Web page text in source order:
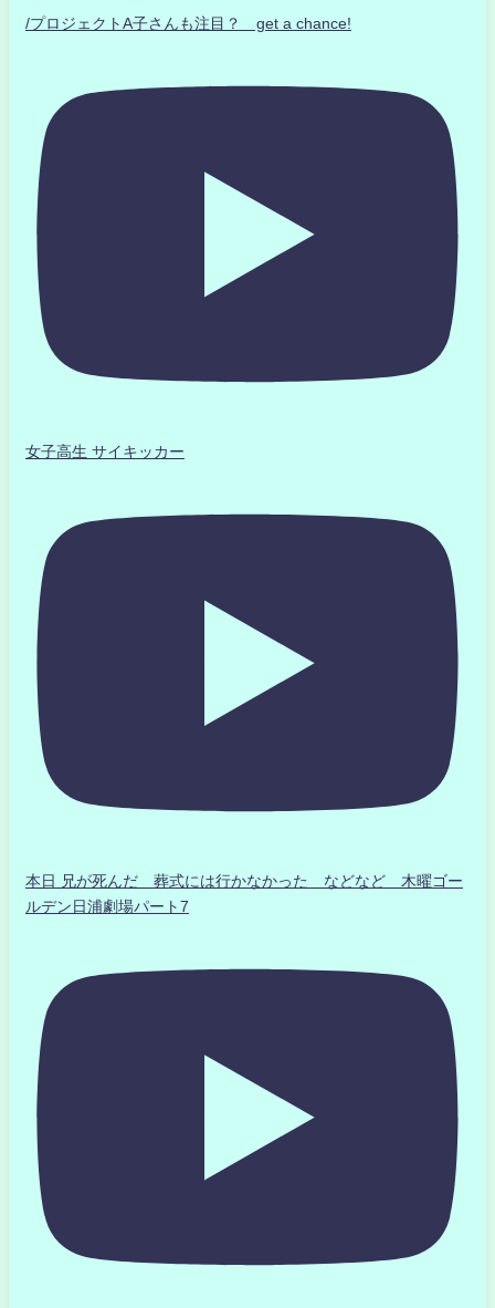
/プロジェクトA子さんも注目？ get a chance!
女子高生 サイキッカー
本日 兄が死んだ 葬式には行かなかった などなど 木曜ゴー
ルデン日浦劇場パート7